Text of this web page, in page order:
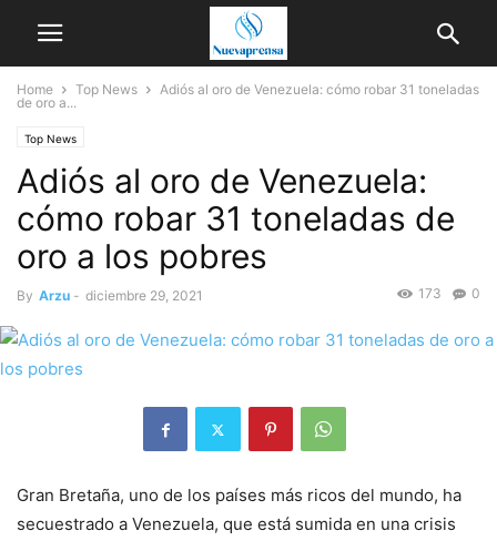
Home Top News
Adiós al oro de Venezuela: cómo robar 31 toneladas
de oro a...
Top News
Adiós al oro de Venezuela:
cómo robar 31 toneladas de
oro a los pobres
By Arzu - diciembre 29, 2021 0
173
Gran Bretaña, uno de los países más ricos del mundo, ha
secuestrado a Venezuela, que está sumida en una crisis